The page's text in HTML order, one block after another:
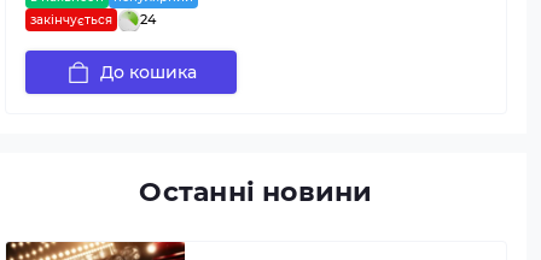
закінчується
24
До кошика
Останні новини